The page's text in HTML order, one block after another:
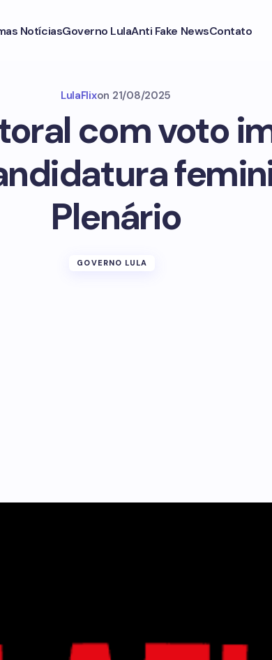
NotíciasGoverno LulaAnti Fake NewsContato
LulaFlixon 21/08/2025
com voto
Plenário
GOVERNO LULA